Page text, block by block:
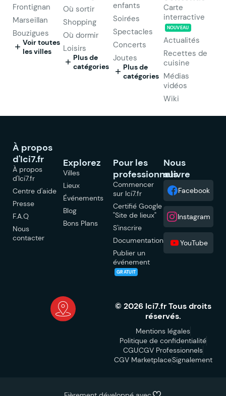
Frontignan
Marseillan
Bouzigues
Voir toutes
les villes
Où sortir
Shopping
Où dormir
Loisirs
Plus de
catégories
enfants
Soirées
Spectacles
Concerts
Joutes
Plus de
catégories
Carte
interractive
NOUVEAU
Actualités
Recettes de
cuisine
Médias
vidéos
Wiki
À propos
d'Ici7.fr
À propos
d'Ici7.fr
Centre d'aide
Presse
F.A.Q
Nous
contacter
Explorez
Villes
Lieux
Événements
Blog
Bons Plans
Pour les
professionnels
Commencer
sur Ici7.fr
Certifié Google
"Site de lieux"
S'inscrire
Documentation
Publier un
événement
GRATUIT
Nous
suivre
Facebook
Instagram
YouTube
© 2026 Ici7.fr Tous droits
réservés.
Mentions légales
Politique de confidentialité
CGUCGV Professionnels
CGV MarketplaceSignalement